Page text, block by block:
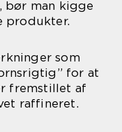
bør man kigge
produkter.
som
for at
fremstillet af
raffineret.